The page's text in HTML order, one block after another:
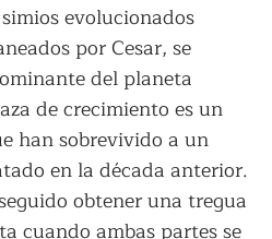
evolucionados
por Cesar, se
del planeta
de crecimiento es un
han sobrevivido a un
en la década anterior.
obtener una tregua
cuando ambas partes se